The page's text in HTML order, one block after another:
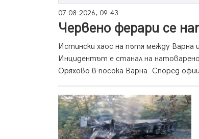
07.08.2026, 09:43
Червено ферари се
Истински хаос на пътя между Варна
Инцидентът е станал на
Оряхово в посока Варна. Според